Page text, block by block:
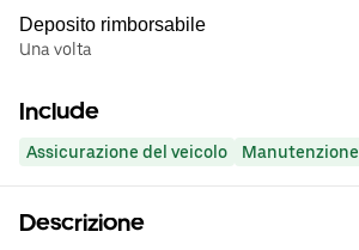
Deposito rimborsabile
Una volta
Include
Assicurazione del veicolo Manutenzione
Descrizione